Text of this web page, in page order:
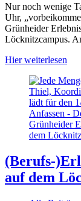
Nur noch wenige
Uhr,
Grünheider
Löcknitzcampus.
Hier weiterlesen
(Berufs-
auf dem